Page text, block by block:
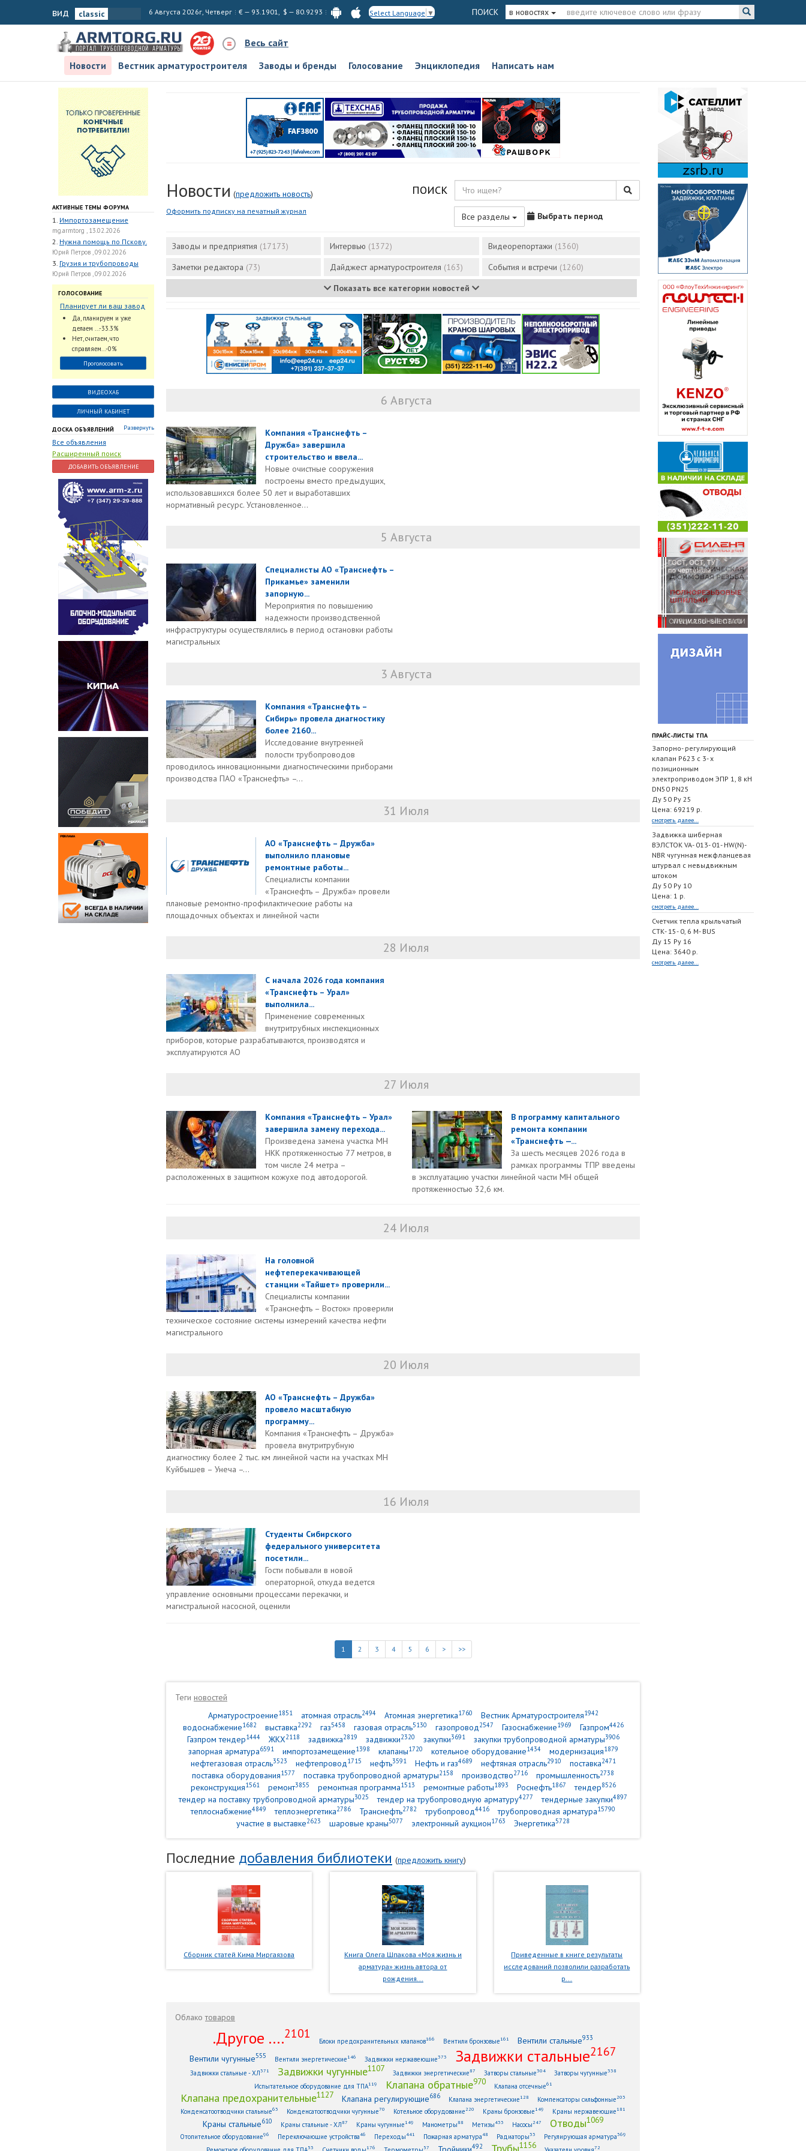
вид 6 Августа 2026г, Четверг € — 93.1901, $ — 80.9293 Select Language ▼ ПОИСК в новостях
Весь сайт
Новости
Вестник арматуростроителя Заводы и бренды Голосование Энциклопедия Написать нам
АКТИВНЫЕ ТЕМЫ ФОРУМА
1. Импортозамещение
mg.armtorg , 13.02.2026
2. Нужна помощь по Пскову.
Юрий Петров , 09.02.2026
3. Грузия и трубопроводы
Юрий Петров , 09.02.2026
ГОЛОСОВАНИЕ
Планирует ли ваш завод
использовать
промышленный
интеллект и цифровые
заказы для ускорения
обработки заказов и
оперативной отгрузки
продукции конечному
потребителю?
Да, планируем и уже
делаем ...-33.3%
Нет, считаем, что
справляем...-0%
Проголосовать
ВИДЕОХАБ
ЛИЧНЫЙ КАБИНЕТ
ДОСКА ОБЪЯВЛЕНИЙ Развернуть
Все объявления
Расширенный поиск
ДОБАВИТЬ ОБЪЯВЛЕНИЕ
Новости (предложить новость)
Оформить подписку на печатный журнал
ПОИСК
Все разделы Выбрать период
Заводы и предприятия (17173) Интервью (1372) Видеорепортажи (1360)
Заметки редактора (73) Дайджест арматуростроителя (163) События и встречи (1260)
Показать все категории новостей
6 Августа
Компания «Транснефть –
Дружба» завершила
строительство и ввела...
Новые очистные сооружения
построены вместо предыдущих,
использовавшихся более 50 лет и выработавших
нормативный ресурс. Установленное...
5 Августа
Специалисты АО «Транснефть –
Прикамье» заменили
запорную...
Мероприятия по повышению
надежности производственной
инфраструктуры осуществлялись в период остановки работы
магистральных
3 Августа
Компания «Транснефть –
Сибирь» провела диагностику
более 2160...
Исследование внутренней
полости трубопроводов
проводилось инновационными диагностическими приборами
производства ПАО «Транснефть» –...
31 Июля
АО «Транснефть – Дружба»
выполнило плановые
ремонтные работы...
Специалисты компании
«Транснефть – Дружба» провели
плановые ремонтно-профилактические работы на
площадочных объектах и линейной части
28 Июля
С начала 2026 года компания
«Транснефть – Урал»
выполнила...
Применение современных
внутритрубных инспекционных
приборов, которые разрабатываются, производятся и
эксплуатируются АО
27 Июля
Компания «Транснефть – Урал»
завершила замену перехода...
Произведена замена участка МН
НКК протяженностью 77 метров, в
том числе 24 метра –
расположенных в защитном кожухе под автодорогой.
В программу капитального
ремонта компании
«Транснефть —...
За шесть месяцев 2026 года в
рамках программы ТПР введены
в эксплуатацию участки линейной части МН общей
протяженностью 32,6 км.
24 Июля
На головной
нефтеперекачивающей
станции «Тайшет» проверили...
Специалисты компании
«Транснефть – Восток» проверили
техническое состояние системы измерений качества нефти
магистрального
20 Июля
АО «Транснефть – Дружба»
провело масштабную
программу...
Компания «Транснефть – Дружба»
провела внутритрубную
диагностику более 2 тыс. км линейной части на участках МН
Куйбышев – Унеча –...
16 Июля
Студенты Сибирского
федерального университета
посетили...
Гости побывали в новой
операторной, откуда ведется
управление основными процессами перекачки, и
магистральной насосной, оценили
1 2 3 4 5 6 > >>
Теги новостей
Арматуростроение1851 атомная отрасль2494 Атомная энергетика1760 Вестник Арматуростроителя1942
водоснабжение1682 выставка2292 газ5458 газовая отрасль5130 газопровод2547 Газоснабжение1969 Газпром4426
Газпром тендер1444 ЖКХ2118 задвижка2819 задвижки2320 закупки3691 закупки трубопроводной арматуры3906
запорная арматура6591 импортозамещение1398 клапаны1720 котельное оборудование1434 модернизация1879
нефтегазовая отрасль3523 нефтепровод1715 нефть3591 Нефть и газ4689 нефтяная отрасль2910 поставка2471
поставка оборудования1577 поставка трубопроводной арматуры2158 производство2716 промышленность2738
реконструкция1561 ремонт3855 ремонтная программа1513 ремонтные работы1893 Роснефть1867 тендер8526
тендер на поставку трубопроводной арматуры3025 тендер на трубопроводную арматуру4277 тендерные закупки4897
теплоснабжение4849 теплоэнергетика2786 Транснефть2782 трубопровод4416 трубопроводная арматура15790
участие в выставке2623 шаровые краны5077 электронный аукцион1763 Энергетика5728
Последние добавления библиотеки (предложить книгу)
Сборник статей Кима Миргаязова
Книга Олега Шпакова «Моя жизнь и
арматура» жизнь автора от
рождения...
Приведенные в книге результаты
исследований позволили разработать
р...
Облакотоваров
.Другое ....2101
Блоки предохранительных клапанов166 Вентили бронзовые161 Вентили стальные933
Вентили чугунные555 Вентили энергетические146 Задвижки нержавеющие373 Задвижки стальные2167
Задвижки стальные - ХЛ371 Задвижки чугунные1107 Задвижки энергетические87 Затворы стальные304 Затворы чугунные338
Испытательное оборудование для ТПА119 Клапана обратные970 Клапана отсечные61
Клапана предохранительные1127 Клапана регулирующие686 Клапана энергетические128 Компенсаторы сильфонные203
Конденсатоотводчики стальные63 Конденсатоотводчики чугунные70 Котельное оборудование220 Краны бронзовые149 Краны нержавеющие181
Краны стальные610 Краны стальные - ХЛ87 Краны чугунные149 Манометры88 Метизы433 Насосы247 Отводы1069
Отопительное оборудование96 Переключающие устройства46 Переходы441 Пожарная арматура48 Радиаторы33 Регулирующая арматура369
53 176 57 492 Трубы1156 72
ПРАЙС-ЛИСТЫ ТПА
Запорно- регулирующий
клапан Р623 с 3- х
позиционным
электроприводом ЭПР 1, 8 кН
DN50 PN25
Ду 50 Ру 25
Цена: 69219 р.
смотреть далее...
Задвижка шиберная
ВЭЛСТОК VA- 013- 01- HW(N)-
NBR чугунная межфланцевая
штурвал с невыдвижным
штоком
Ду 50 Ру 10
Цена: 1 р.
смотреть далее...
Счетчик тепла крыльчатый
СТК- 15- 0, 6 M- BUS
Ду 15 Ру 16
Цена: 3640 р.
смотреть далее...